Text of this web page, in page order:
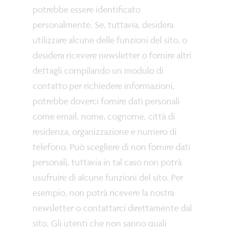
potrebbe essere identificato
personalmente. Se, tuttavia, desidera
utilizzare alcune delle funzioni del sito, o
desidera ricevere newsletter o fornire altri
dettagli compilando un modulo di
contatto per richiedere informazioni,
potrebbe doverci fornire dati personali
come email, nome, cognome, città di
residenza, organizzazione e numero di
telefono. Può scegliere di non fornire dati
personali, tuttavia in tal caso non potrà
usufruire di alcune funzioni del sito. Per
esempio, non potrà ricevere la nostra
newsletter o contattarci direttamente dal
sito. Gli utenti che non sanno quali